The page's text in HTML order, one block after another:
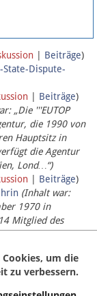
Beiträge)
Dispute-
Beiträge)
„Die '''EUTOP
die 1990 von
Hauptsitz in
die Agentur
Lond…“)
Beiträge)
(Inhalt war:
1970 in
Mitglied des
2014 ist sie für
um die
zu verbessern.